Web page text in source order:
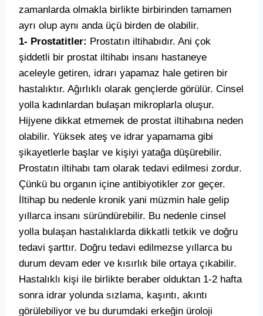
zamanlarda olmakla birlikte birbirinden tamamen
ayrı olup aynı anda üçü birden de olabilir.
1- Prostatitler: Prostatın iltihabıdır. Ani çok
şiddetli bir prostat iltihabı insanı hastaneye
aceleyle getiren, idrarı yapamaz hale getiren bir
hastalıktır. Ağırlıklı olarak gençlerde görülür. Cinsel
yolla kadınlardan bulaşan mikroplarla oluşur.
Hijyene dikkat etmemek de prostat iltihabına neden
olabilir. Yüksek ateş ve idrar yapamama gibi
şikayetlerle başlar ve kişiyi yatağa düşürebilir.
Prostatın iltihabı tam olarak tedavi edilmesi zordur.
Çünkü bu organın içine antibiyotikler zor geçer.
İltihap bu nedenle kronik yani müzmin hale gelip
yıllarca insanı süründürebilir. Bu nedenle cinsel
yolla bulaşan hastalıklarda dikkatli tetkik ve doğru
tedavi şarttır. Doğru tedavi edilmezse yıllarca bu
durum devam eder ve kısırlık bile ortaya çıkabilir.
Hastalıklı kişi ile birlikte beraber olduktan 1-2 hafta
sonra idrar yolunda sızlama, kaşıntı, akıntı
görülebiliyor ve bu durumdaki erkeğin üroloji